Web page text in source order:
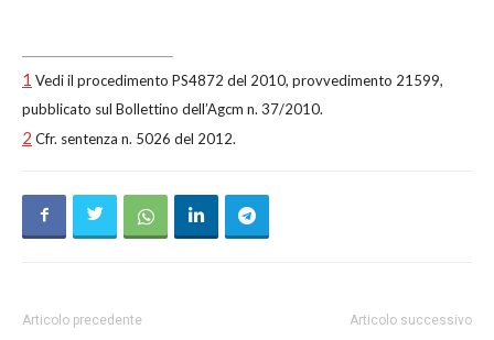
1 Vedi il procedimento PS4872 del 2010, provvedimento 21599,
pubblicato sul Bollettino dell’Agcm n. 37/2010.
2 Cfr. sentenza n. 5026 del 2012.
Articolo precedente Articolo successivo